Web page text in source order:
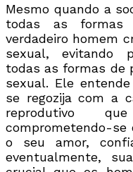
Mesmo quando a
todas as
verdadeiro homem
sexual, evitando
todas as formas de
sexual. Ele
se regozija com a
reprodutivo
comprometendo-se
o seu amor,
eventualmente,